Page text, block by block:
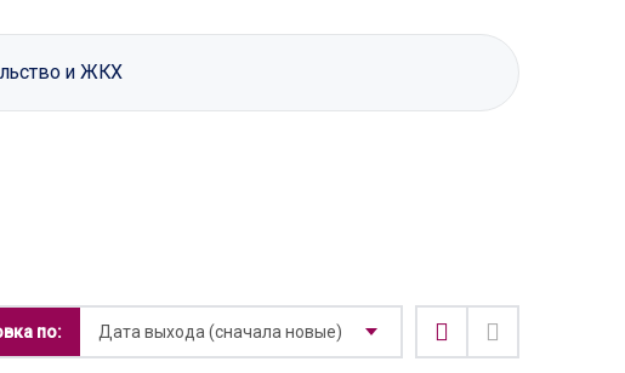
и ЖКХ
по: Дата выхода (сначала новые)